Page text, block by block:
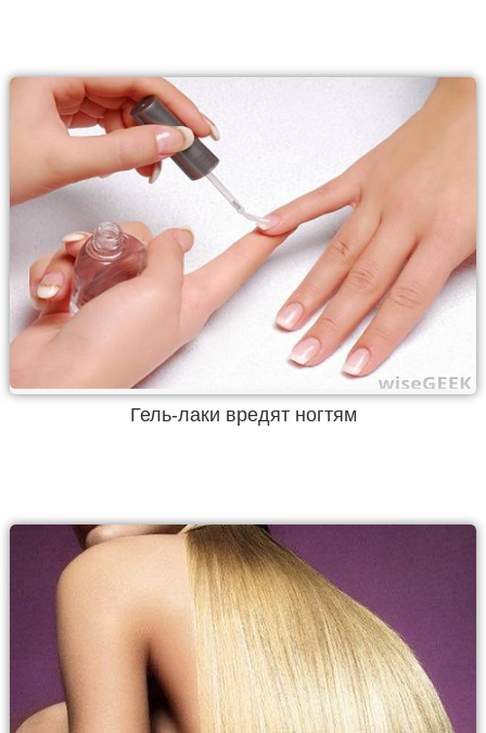
Гель-лаки вредят ногтям